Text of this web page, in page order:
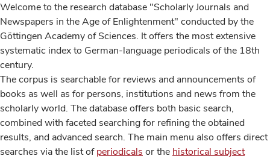
Welcome to the research database "Scholarly Journals and
Newspapers in the Age of Enlightenment" conducted by the
Göttingen Academy of Sciences. It offers the most extensive
systematic index to German-language periodicals of the 18th
century.
The corpus is searchable for reviews and announcements of
books as well as for persons, institutions and news from the
scholarly world. The database offers both basic search,
combined with faceted searching for refining the obtained
results, and advanced search. The main menu also offers direct
searches via the list ofperiodicals or the historical subject